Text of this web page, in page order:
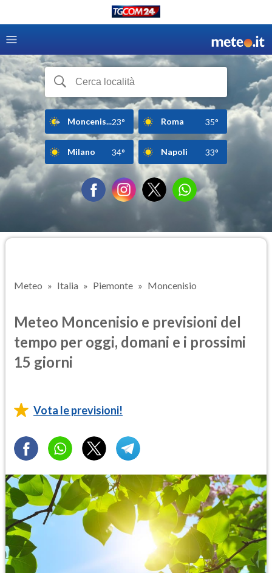
Moncenis...23° Roma 35°
Milano 34° Napoli 33°
Meteo Italia Piemonte Moncenisio
Meteo Moncenisio e previsioni del
tempo per oggi, domani e i prossimi
15 giorni
Vota le previsioni!